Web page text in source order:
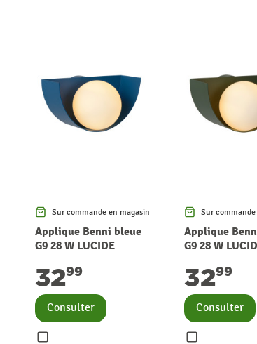
Sur commande en magasin
Applique Benni bleue
G9 28 W LUCIDE
3299
Consulter
Sur
Applique
G9 28 W
3299
Consulter